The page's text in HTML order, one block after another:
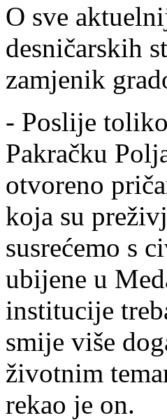
O sve
desničarskih
zamjenik
- Poslije
Pakračku
otvoreno
koja su
susrećemo s
ubijene u
institucije
smije više
životnim
rekao je on.